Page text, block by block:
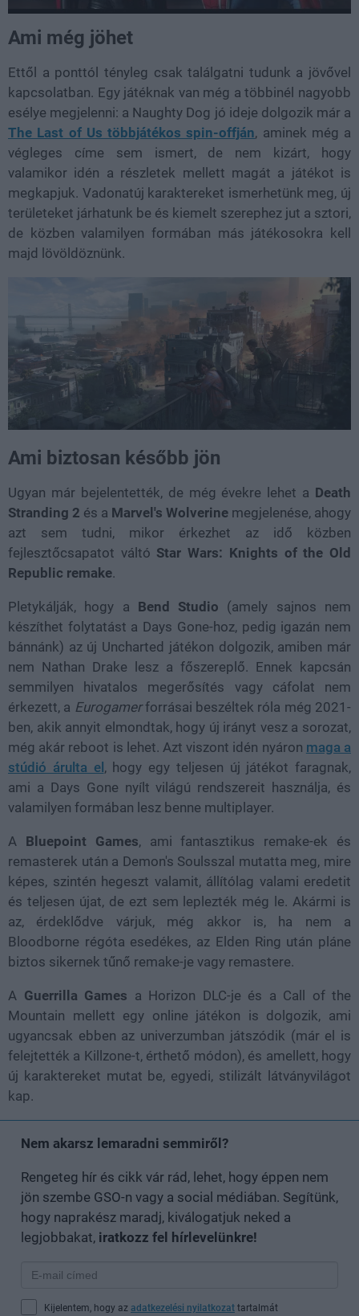
Ami még jöhet
Ettől a ponttól tényleg csak találgatni tudunk a jövővel
kapcsolatban. Egy játéknak van még a többinél nagyobb
esélye megjelenni: a Naughty Dog jó ideje dolgozik már a
The Last of Us többjátékos spin-offján, aminek még a
végleges címe sem ismert, de nem kizárt, hogy
valamikor idén a részletek mellett magát a játékot is
megkapjuk. Vadonatúj karaktereket ismerhetünk meg, új
területeket járhatunk be és kiemelt szerephez jut a sztori,
de közben valamilyen formában más játékosokra kell
majd lövöldöznünk.
Ami biztosan később jön
Ugyan már bejelentették, de még évekre lehet a Death
Stranding 2 és a Marvel's Wolverine megjelenése, ahogy
azt sem tudni, mikor érkezhet az idő közben
fejlesztőcsapatot váltó Star Wars: Knights of the Old
Republic remake.
Pletykálják, hogy a Bend Studio (amely sajnos nem
készíthet folytatást a Days Gone-hoz, pedig igazán nem
bánnánk) az új Uncharted játékon dolgozik, amiben már
nem Nathan Drake lesz a főszereplő. Ennek kapcsán
semmilyen hivatalos megerősítés vagy cáfolat nem
érkezett, a Eurogamerforrásai beszéltek róla még 2021-
ben, akik annyit elmondtak, hogy új irányt vesz a sorozat,
még akár reboot is lehet. Azt viszont idén nyáron maga a
stúdió árulta el , hogy egy teljesen új játékot faragnak,
ami a Days Gone nyílt világú rendszereit használja, és
valamilyen formában lesz benne multiplayer.
A Bluepoint Games, ami fantasztikus remake-ek és
remasterek után a Demon's Soulsszal mutatta meg, mire
képes, szintén hegeszt valamit, állítólag valami eredetit
és teljesen újat, de ezt sem leplezték még le. Akármi is
az, érdeklődve várjuk, még akkor is, ha nem a
Bloodborne régóta esedékes, az Elden Ring után pláne
biztos sikernek tűnő remake-je vagy remastere.
A Guerrilla Games a Horizon DLC-je és a Call of the
Mountain mellett egy online játékon is dolgozik, ami
ugyancsak ebben az univerzumban játszódik (már el is
felejtették a Killzone-t, érthető módon), és amellett, hogy
új karaktereket mutat be, egyedi, stilizált látványvilágot
kap.
Nem akarsz lemaradni semmiről?
Rengeteg hír és cikk vár rád, lehet, hogy éppen nem
jön szembe GSO-n vagy a social médiában. Segítünk,
hogy naprakész maradj, kiválogatjuk neked a
legjobbakat, iratkozz fel hírlevelünkre!
Kijelentem, hogy az adatkezelési nyilatkozat tartalmát